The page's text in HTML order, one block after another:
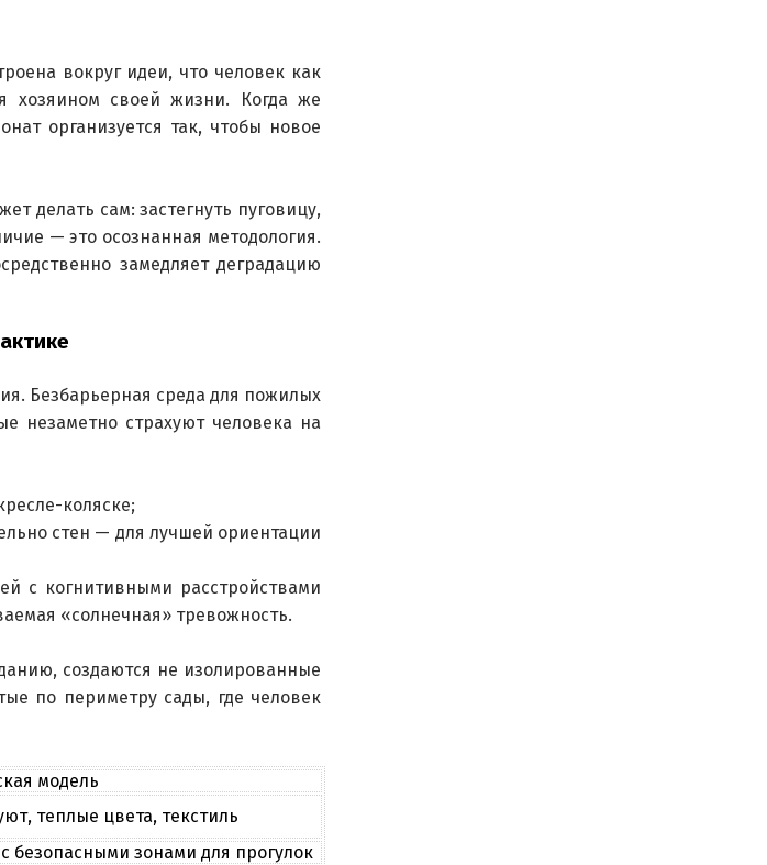
вокруг идеи, что человек как
хозяином своей жизни. Когда же
организуется так, чтобы новое
делать сам: застегнуть пуговицу,
— это осознанная методология.
замедляет деградацию
Безбарьерная среда для пожилых
незаметно страхуют человека на
коляске;
стен — для лучшей ориентации
с когнитивными расстройствами
«солнечная» тревожность.
создаются не изолированные
по периметру сады, где человек
модель
теплые цвета, текстиль
безопасными зонами для прогулок